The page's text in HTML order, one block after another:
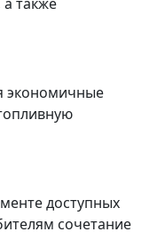
экономичные
доступных
сочетание